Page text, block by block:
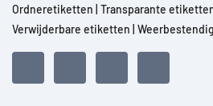
Ordneretiketten Transparante
Verwijderbare etiketten